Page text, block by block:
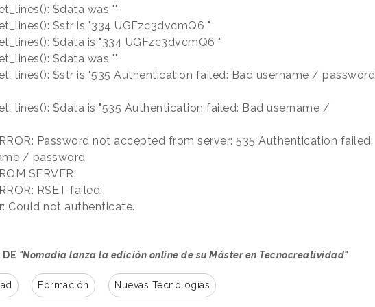
$data was ""
$str is "334 UGFzc3dvcmQ6 "
$data is "334 UGFzc3dvcmQ6 "
$data was ""
$str is "535 Authentication failed: Bad username / password
$data is "535 Authentication failed: Bad username /
Password not accepted from server: 535 Authentication failed:
/ password
SERVER:
RSET failed:
Could not authenticate.
DE "Nomadia lanza la edición online de su Máster en Tecnocreatividad"
Formación Nuevas Tecnologías